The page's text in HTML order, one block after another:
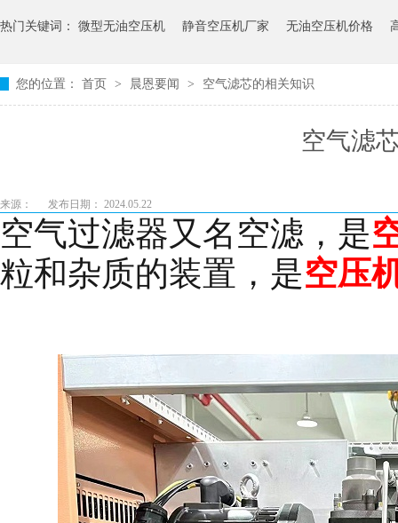
热门关键词： 微型无油空压机 静音空压机厂家 无油空压机价格
您的位置： 首页 > 晨恩要闻 > 空气滤芯的相关知识
空气滤
来源： 发布日期： 2024.05.22
空气过滤器又名空滤，是
粒和杂质的装置，是空压